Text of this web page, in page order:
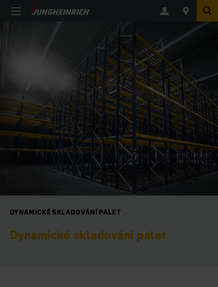
DYNAMICKÉ SKLADOVÁNÍ PALET
Dynamické skladování palet